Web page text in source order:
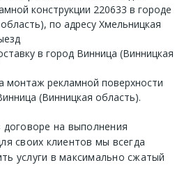
конструкции 220633 в городе
по адресу Хмельницкая
в город Винница (Винницкая
монтаж рекламной поверхности
(Винницкая область).
договоре на выполнения
своих клиентов мы всегда
услуги в максимально сжатый